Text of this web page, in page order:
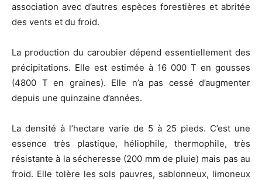
association avec d’autres espèces forestières et abritée
des vents et du froid.
La production du caroubier dépend essentiellement des
précipitations. Elle est estimée à 16 000 T en gousses
(4800 T en graines). Elle n’a pas cessé d’augmenter
depuis une quinzaine d’années.
La densité à l’hectare varie de 5 à 25 pieds. C’est une
essence très plastique, héliophile, thermophile, très
résistante à la sécheresse (200 mm de pluie) mais pas au
froid. Elle tolère les sols pauvres, sablonneux, limoneux